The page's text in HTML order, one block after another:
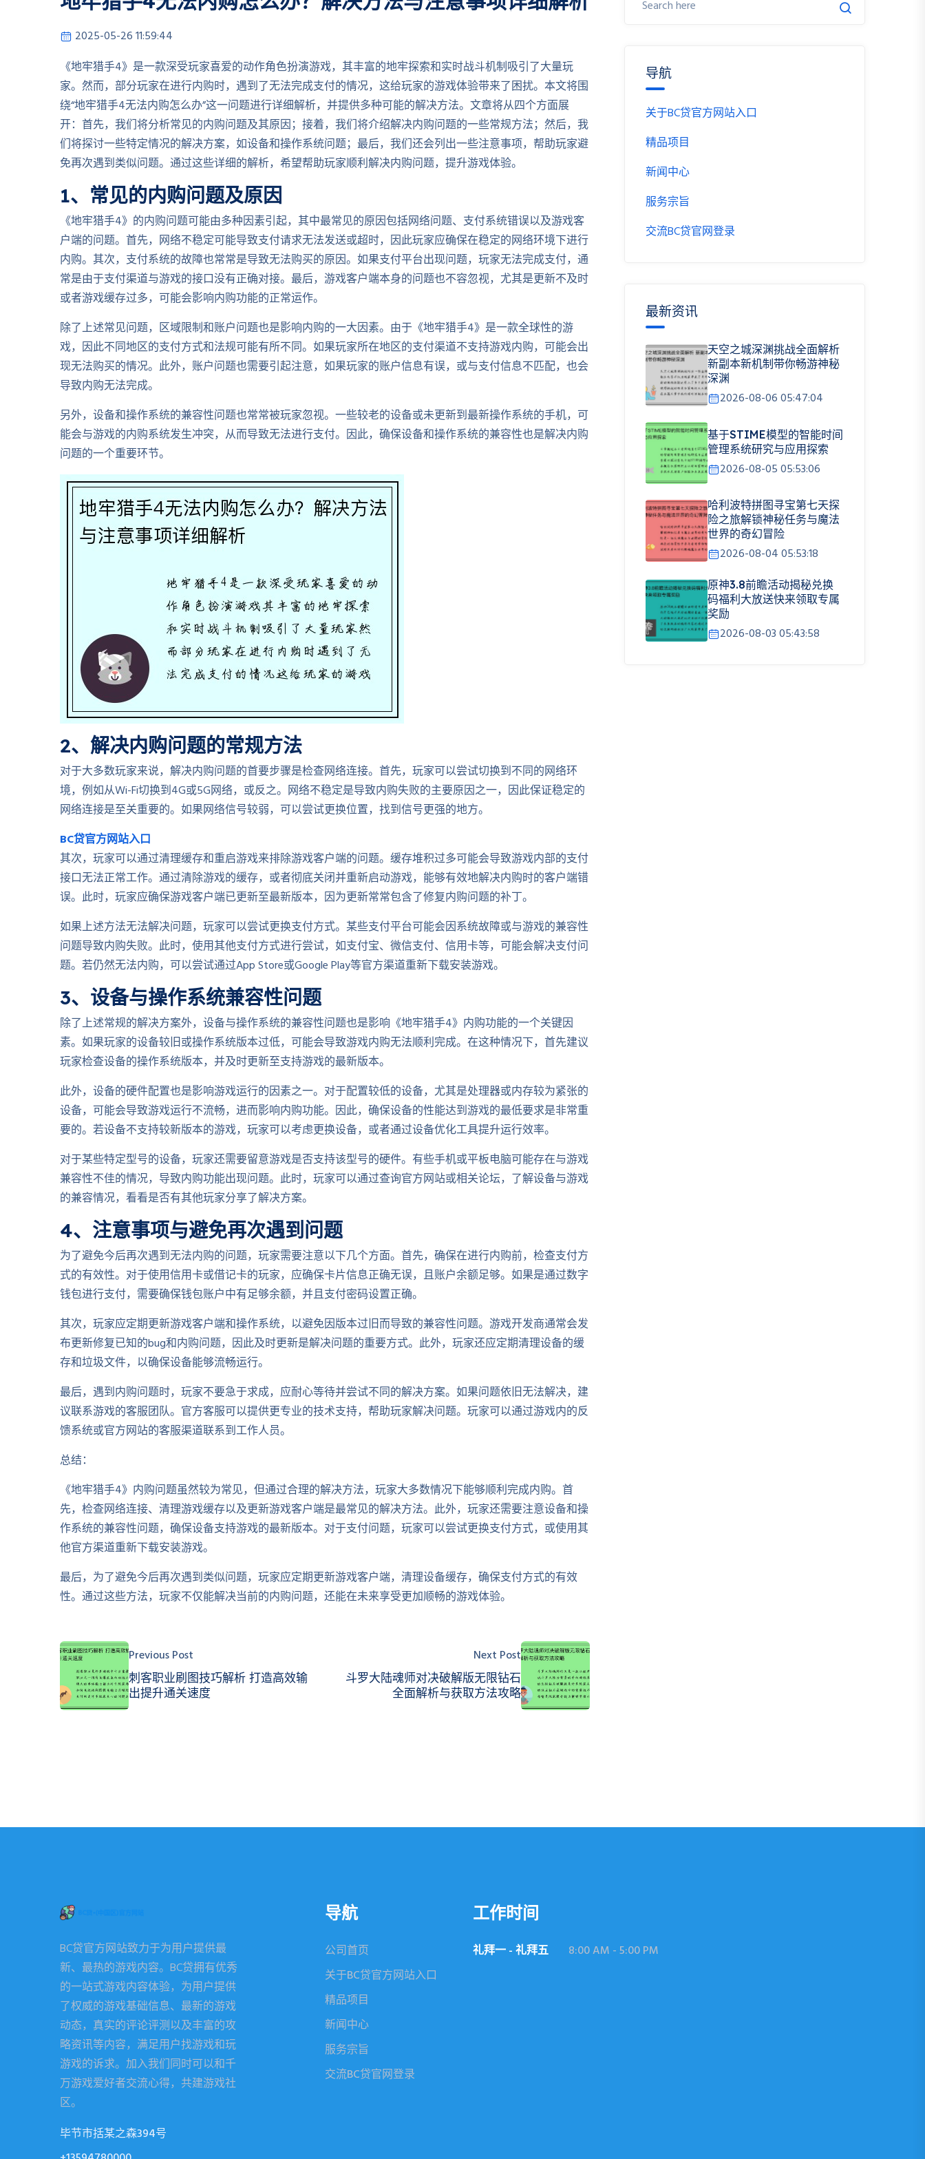
2025-05-26 11:59:44
《地牢猎手4》是一款深受玩家喜爱的动作角色扮演游戏，其丰富的地牢探索和实时战斗机制吸引了大量玩
家。然而，部分玩家在进行内购时，遇到了无法完成支付的情况，这给玩家的游戏体验带来了困扰。本文将围
绕“地牢猎手4无法内购怎么办”这一问题进行详细解析，并提供多种可能的解决方法。文章将从四个方面展
开：首先，我们将分析常见的内购问题及其原因；接着，我们将介绍解决内购问题的一些常规方法；然后，我
们将探讨一些特定情况的解决方案，如设备和操作系统问题；最后，我们还会列出一些注意事项，帮助玩家避
免再次遇到类似问题。通过这些详细的解析，希望帮助玩家顺利解决内购问题，提升游戏体验。
1、常见的内购问题及原因
《地牢猎手4》的内购问题可能由多种因素引起，其中最常见的原因包括网络问题、支付系统错误以及游戏客
户端的问题。首先，网络不稳定可能导致支付请求无法发送或超时，因此玩家应确保在稳定的网络环境下进行
内购。其次，支付系统的故障也常常是导致无法购买的原因。如果支付平台出现问题，玩家无法完成支付，通
常是由于支付渠道与游戏的接口没有正确对接。最后，游戏客户端本身的问题也不容忽视，尤其是更新不及时
或者游戏缓存过多，可能会影响内购功能的正常运作。
除了上述常见问题，区域限制和账户问题也是影响内购的一大因素。由于《地牢猎手4》是一款全球性的游
戏，因此不同地区的支付方式和法规可能有所不同。如果玩家所在地区的支付渠道不支持游戏内购，可能会出
现无法购买的情况。此外，账户问题也需要引起注意，如果玩家的账户信息有误，或与支付信息不匹配，也会
导致内购无法完成。
另外，设备和操作系统的兼容性问题也常常被玩家忽视。一些较老的设备或未更新到最新操作系统的手机，可
能会与游戏的内购系统发生冲突，从而导致无法进行支付。因此，确保设备和操作系统的兼容性也是解决内购
问题的一个重要环节。
2、解决内购问题的常规方法
对于大多数玩家来说，解决内购问题的首要步骤是检查网络连接。首先，玩家可以尝试切换到不同的网络环
境，例如从Wi-Fi切换到4G或5G网络，或反之。网络不稳定是导致内购失败的主要原因之一，因此保证稳定的
网络连接是至关重要的。如果网络信号较弱，可以尝试更换位置，找到信号更强的地方。
BC贷官方网站入口
其次，玩家可以通过清理缓存和重启游戏来排除游戏客户端的问题。缓存堆积过多可能会导致游戏内部的支付
接口无法正常工作。通过清除游戏的缓存，或者彻底关闭并重新启动游戏，能够有效地解决内购时的客户端错
误。此时，玩家应确保游戏客户端已更新至最新版本，因为更新常常包含了修复内购问题的补丁。
如果上述方法无法解决问题，玩家可以尝试更换支付方式。某些支付平台可能会因系统故障或与游戏的兼容性
问题导致内购失败。此时，使用其他支付方式进行尝试，如支付宝、微信支付、信用卡等，可能会解决支付问
题。若仍然无法内购，可以尝试通过App Store或Google Play等官方渠道重新下载安装游戏。
3、设备与操作系统兼容性问题
除了上述常规的解决方案外，设备与操作系统的兼容性问题也是影响《地牢猎手4》内购功能的一个关键因
素。如果玩家的设备较旧或操作系统版本过低，可能会导致游戏内购无法顺利完成。在这种情况下，首先建议
玩家检查设备的操作系统版本，并及时更新至支持游戏的最新版本。
此外，设备的硬件配置也是影响游戏运行的因素之一。对于配置较低的设备，尤其是处理器或内存较为紧张的
设备，可能会导致游戏运行不流畅，进而影响内购功能。因此，确保设备的性能达到游戏的最低要求是非常重
要的。若设备不支持较新版本的游戏，玩家可以考虑更换设备，或者通过设备优化工具提升运行效率。
对于某些特定型号的设备，玩家还需要留意游戏是否支持该型号的硬件。有些手机或平板电脑可能存在与游戏
兼容性不佳的情况，导致内购功能出现问题。此时，玩家可以通过查询官方网站或相关论坛，了解设备与游戏
的兼容情况，看看是否有其他玩家分享了解决方案。
4、注意事项与避免再次遇到问题
为了避免今后再次遇到无法内购的问题，玩家需要注意以下几个方面。首先，确保在进行内购前，检查支付方
式的有效性。对于使用信用卡或借记卡的玩家，应确保卡片信息正确无误，且账户余额足够。如果是通过数字
钱包进行支付，需要确保钱包账户中有足够余额，并且支付密码设置正确。
其次，玩家应定期更新游戏客户端和操作系统，以避免因版本过旧而导致的兼容性问题。游戏开发商通常会发
布更新修复已知的bug和内购问题，因此及时更新是解决问题的重要方式。此外，玩家还应定期清理设备的缓
存和垃圾文件，以确保设备能够流畅运行。
最后，遇到内购问题时，玩家不要急于求成，应耐心等待并尝试不同的解决方案。如果问题依旧无法解决，建
议联系游戏的客服团队。官方客服可以提供更专业的技术支持，帮助玩家解决问题。玩家可以通过游戏内的反
馈系统或官方网站的客服渠道联系到工作人员。
总结：
《地牢猎手4》内购问题虽然较为常见，但通过合理的解决方法，玩家大多数情况下能够顺利完成内购。首
先，检查网络连接、清理游戏缓存以及更新游戏客户端是最常见的解决方法。此外，玩家还需要注意设备和操
作系统的兼容性问题，确保设备支持游戏的最新版本。对于支付问题，玩家可以尝试更换支付方式，或使用其
他官方渠道重新下载安装游戏。
最后，为了避免今后再次遇到类似问题，玩家应定期更新游戏客户端，清理设备缓存，确保支付方式的有效
性。通过这些方法，玩家不仅能解决当前的内购问题，还能在未来享受更加顺畅的游戏体验。
Previous Post
刺客职业刷图技巧解析 打造高效输
出提升通关速度
Next Post
斗罗大陆魂师对决破解版无限钻石
全面解析与获取方法攻略
导航
关于BC贷官方网站入口
精品项目
新闻中心
服务宗旨
交流BC贷官网登录
最新资讯
天空之城深渊挑战全面解析
新副本新机制带你畅游神秘
深渊
2026-08-06 05:47:04
基于STIME模型的智能时间
管理系统研究与应用探索
2026-08-05 05:53:06
哈利波特拼图寻宝第七天探
险之旅解锁神秘任务与魔法
世界的奇幻冒险
2026-08-04 05:53:18
原神3.8前瞻活动揭秘兑换
码福利大放送快来领取专属
奖励
2026-08-03 05:43:58
BC贷官方网站致力于为用户提供最
新、最热的游戏内容。BC贷拥有优秀
的一站式游戏内容体验，为用户提供
了权威的游戏基础信息、最新的游戏
动态，真实的评论评测以及丰富的攻
略资讯等内容，满足用户找游戏和玩
游戏的诉求。加入我们同时可以和千
万游戏爱好者交流心得，共建游戏社
区。
毕节市括某之森394号
导航
公司首页
关于BC贷官方网站入口
精品项目
新闻中心
服务宗旨
交流BC贷官网登录
工作时间
礼拜一 - 礼拜五 8:00 AM - 5:00 PM